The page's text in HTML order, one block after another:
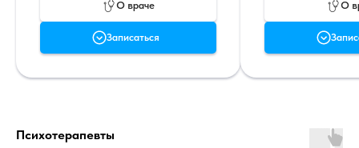
О враче
Записаться
О
Психотерапевты